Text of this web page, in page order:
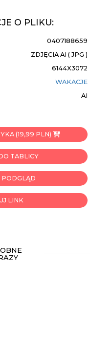
O PLIKU:
0407188659
ZDJĘCIA AI ( JPG )
6144X3072
WAKACJE
AI
(19,99 PLN)
TABLICY
LINK